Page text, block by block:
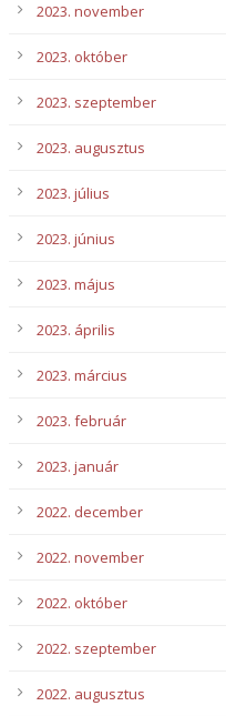
2023. november
2023. október
2023. szeptember
2023. augusztus
2023. július
2023. június
2023. május
2023. április
2023. március
2023. február
2023. január
2022. december
2022. november
2022. október
2022. szeptember
2022. augusztus